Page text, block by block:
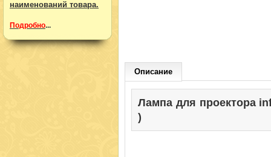
наименований товара.
Подробно...
Описание
Лампа для проектора
)